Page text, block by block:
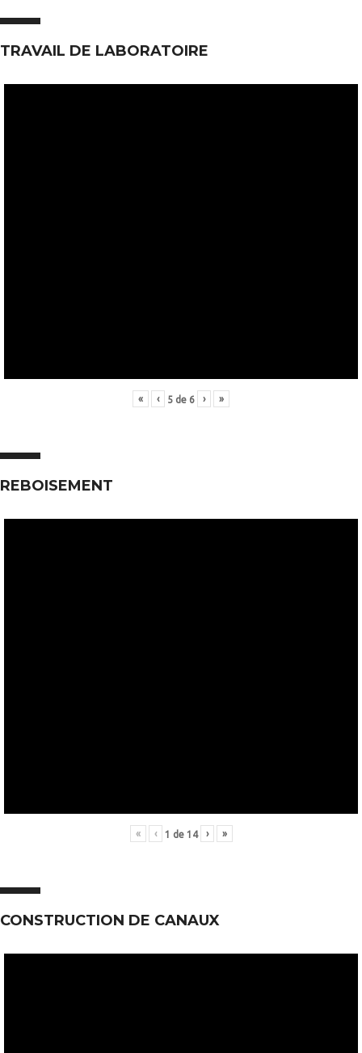
TRAVAIL DE LABORATOIRE
« ‹ 5 de 6 › »
REBOISEMENT
« ‹ 1 de 14 › »
CONSTRUCTION DE CANAUX